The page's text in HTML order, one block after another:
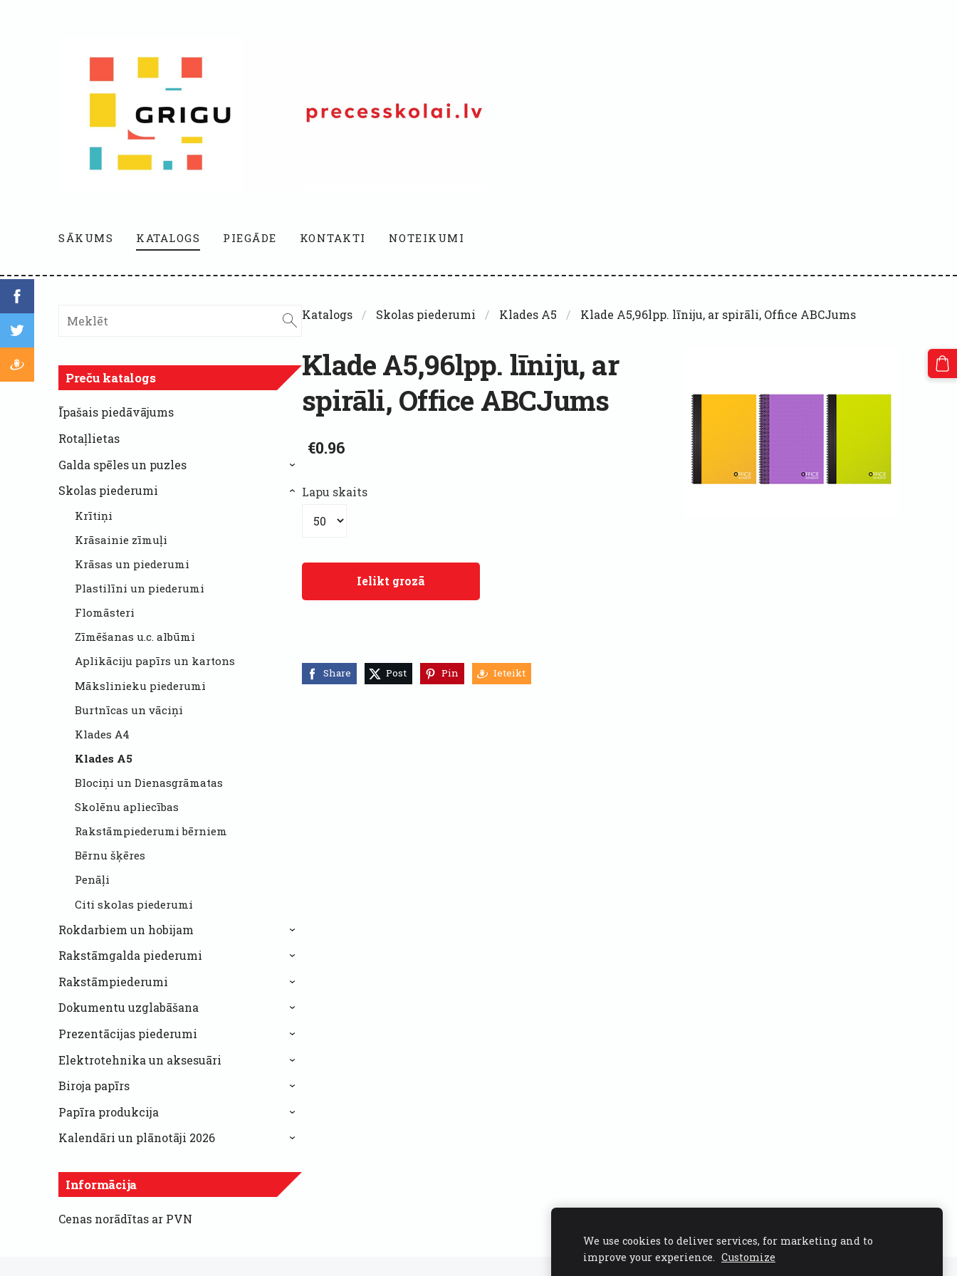
SĀKUMS KATALOGS PIEGĀDE KONTAKTI NOTEIKUMI
Preču katalogs
Īpašais piedāvājums
Rotaļlietas
Galda spēles un puzles
›
Skolas piederumi
Krītiņi
Krāsainie zīmuļi
Krāsas un piederumi
Plastilīni un piederumi
Flomāsteri
Zīmēšanas u.c. albūmi
Aplikāciju papīrs un kartons
Mākslinieku piederumi
Burtnīcas un vāciņi
Klades A4
Klades A5
Blociņi un Dienasgrāmatas
Skolēnu apliecības
Rakstāmpiederumi bērniem
Bērnu šķēres
Penāļi
Citi skolas piederumi
›
Rokdarbiem un hobijam ›
Rakstāmgalda piederumi ›
Rakstāmpiederumi ›
Dokumentu uzglabāšana ›
Prezentācijas piederumi ›
Elektrotehnika un aksesuāri ›
Biroja papīrs ›
Papīra produkcija ›
Kalendāri un plānotāji 2026 ›
Informācija
Cenas norādītas ar PVN
Katalogs Skolas piederumi Klades A5 Klade A5,96lpp. līniju, ar spirāli, Office ABCJums
Klade A5,96lpp. līniju, ar
spirāli, Office ABCJums
€0.96
Lapu skaits
Ielikt grozā
Share Post Pin Ieteikt
We use cookies to deliver services, for marketing and to
improve your experience. Customize